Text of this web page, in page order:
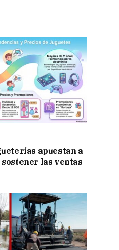
apuestan a
las ventas